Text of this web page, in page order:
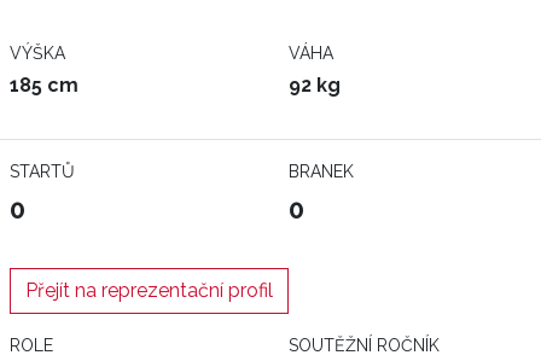
VÝŠKA
185 cm
VÁHA
92 kg
STARTŮ
0
BRANEK
0
Přejít na reprezentační profil
ROLE SOUTĚŽNÍ ROČNÍK